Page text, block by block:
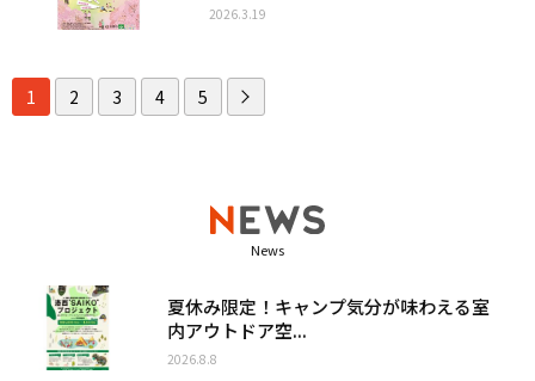
2026.3.19
1 2 3 4 5
News
夏休み限定！キャンプ気分が味わえる室
内アウトドア空...
2026.8.8